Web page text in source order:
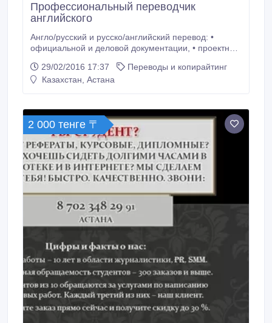
Профессиональный переводчик
английского
Англо/русский и русско/английский перевод: •
официальной и деловой документации, • проектной
юридической документации, • научных и
технических текстов, • рекламных и маркетинговых
29/02/2016 17:37
Переводы и копирайтинг
Казахстан, Астана
2 000 тенге 〒